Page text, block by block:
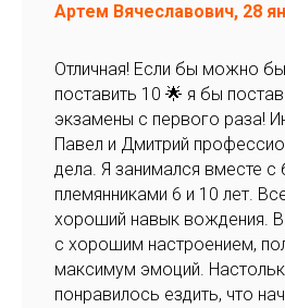
Артем Вячеславович, 28
Отличная! Если бы можно
поставить 10 🌟 я бы
экзамены с первого раза!
Павел и Дмитрий
дела. Я занимался вместе с
племянниками 6 и 10 лет.
хороший навык вождения.
с хорошим настроением,
максимум эмоций.
понравилось ездить, что